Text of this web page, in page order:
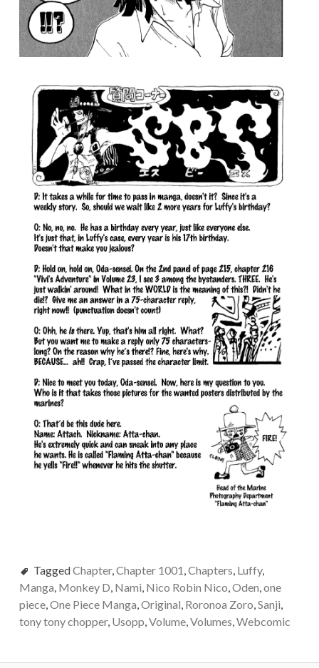
TaggedChapter, Chapter 1001 Chapters Luffy,
Manga Monkey D Nami Nico Robin Nico Oden one
piece, One Piece Manga Original Roronoa Zoro Sanji
tony tony chopper, Usopp Volume, Volumes Webcomic